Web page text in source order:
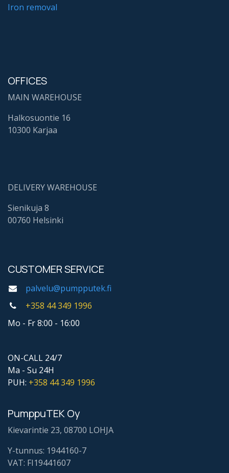
Iron removal
OFFICES
MAIN WAREHOUSE
Halkosuontie 16
10300 Karjaa
DELIVERY WAREHOUSE
Sienikuja 8
00760 Helsinki
CUSTOMER SERVICE
palvelu@pumpputek.fi
+358 44349 1996
Mo - Fr 8:00 - 16:00
ON-CALL 24/7
Ma - Su 24H
PUH: +358 44349 1996
PumppuTEK Oy
Kievarintie 23, 08700 LOHJA
Y-tunnus: 1944160-7
VAT: FI19441607